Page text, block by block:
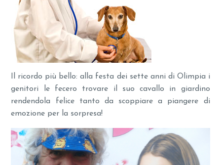
Il ricordo più bello: alla festa dei sette anni di Olimpia i
genitori le fecero trovare il suo cavallo in giardino
rendendola felice tanto da scoppiare a piangere di
emozione per la sorpresa!